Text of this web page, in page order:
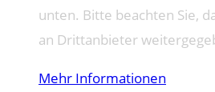
unten. Bitte beachten Sie,
an Drittanbieter
Mehr Informationen